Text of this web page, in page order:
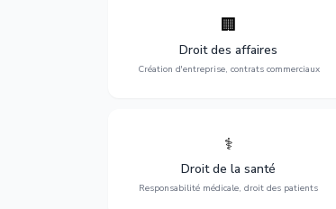
🏢
Droit des affaires
Création d'entreprise, contrats commerciaux
Accompagnement complet pour votre
entreprise : création, contrats
commerciaux, concurrence et litiges.
⚕️
Droit de la santé
Responsabilité médicale, droit des patients
Défense de vos droits médicaux : erreurs
médicales, responsabilité des praticiens
et indemnisation.